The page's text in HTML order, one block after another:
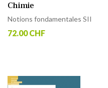
Chimie
Notions fondamentales SII
72.00 CHF